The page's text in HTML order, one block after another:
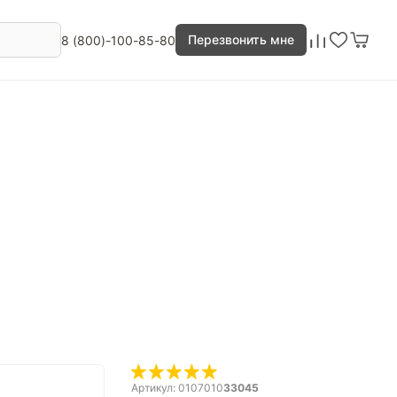
8 (800)-100-85-80 Перезвонить мне
Артикул: 010701033045